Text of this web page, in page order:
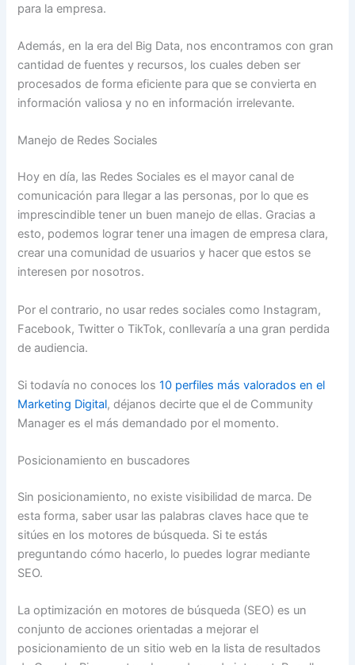
para la empresa.
Además, en la era del Big Data, nos encontramos con gran
cantidad de fuentes y recursos, los cuales deben ser
procesados de forma eficiente para que se convierta en
información valiosa y no en información irrelevante.
Manejo de Redes Sociales
Hoy en día, las Redes Sociales es el mayor canal de
comunicación para llegar a las personas, por lo que es
imprescindible tener un buen manejo de ellas. Gracias a
esto, podemos lograr tener una imagen de empresa clara,
crear una comunidad de usuarios y hacer que estos se
interesen por nosotros.
Por el contrario, no usar redes sociales como Instagram,
Facebook, Twitter o TikTok, conllevaría a una gran perdida
de audiencia.
Si todavía no conoces los10 perfiles más valorados en el
Marketing Digital, déjanos decirte que el de Community
Manager es el más demandado por el momento.
Posicionamiento en buscadores
Sin posicionamiento, no existe visibilidad de marca. De
esta forma, saber usar las palabras claves hace que te
sitúes en los motores de búsqueda. Si te estás
preguntando cómo hacerlo, lo puedes lograr mediante
SEO.
La optimización en motores de búsqueda (SEO) es un
conjunto de acciones orientadas a mejorar el
posicionamiento de un sitio web en la lista de resultados